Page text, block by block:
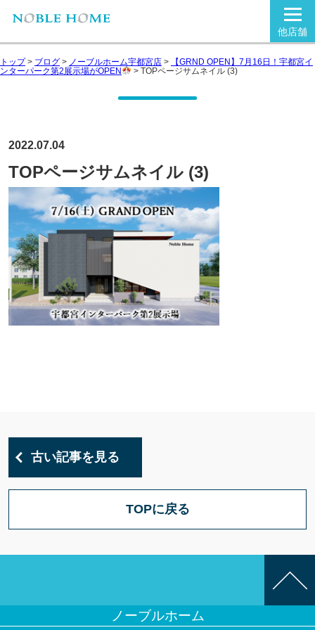
他店舗
トップ> ブログ > ノーブルホーム宇都宮店 >
【GRND OPEN】7月16日！宇都宮イ
ンターパーク第2展示場がOPEN
> TOPページサムネイル (3)
2022.07.04
TOPページサムネイル (3)
古い記事を見る
TOPに戻る
ノーブルホーム